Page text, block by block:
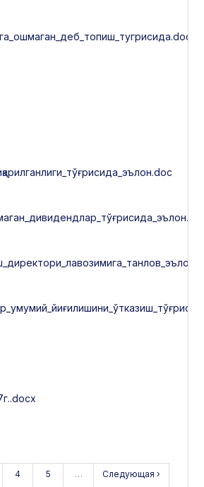
4 5 … Следующая ›